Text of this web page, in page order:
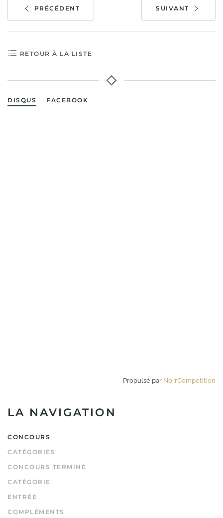
PRÉCÉDENT SUIVANT
RETOUR À LA LISTE
DISQUS FACEBOOK
Propulsé par NorrCompetition
LA NAVIGATION
CONCOURS
CATÉGORIES
CONCOURS TERMINÉ
CATÉGORIE
ENTRÉE
COMPLÉMENTS